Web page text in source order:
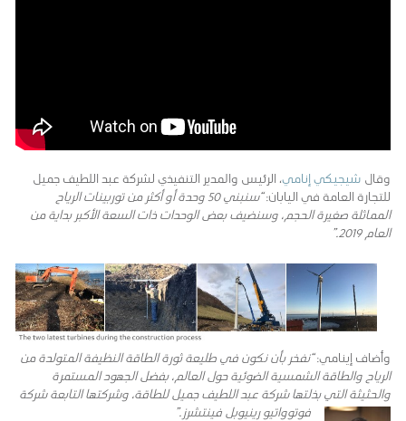
وقال شيجيكي إنامي، الرئيس والمدير التنفيذي لشركة عبد اللطيف جميل
للتجارة العامة في اليابان:
“سنبني 50 وحدة أو أكثر من توربينات الرياح
المماثلة صغيرة الحجم، وسنضيف بعض الوحدات ذات السعة الأكبر بداية من
العام 2019.”
وأضاف إينامي:“نفخر بأن نكون في طليعة ثورة الطاقة النظيفة المتولدة من
الرياح والطاقة الشمسية الضوئية حول العالم، بفضل الجهود المستمرة
والحثيثة التي بذلتها شركة عبد اللطيف جميل للطاقة، وشركتها التابعةشركة
فوتوواتيو رينيوبل فينتشرز.”